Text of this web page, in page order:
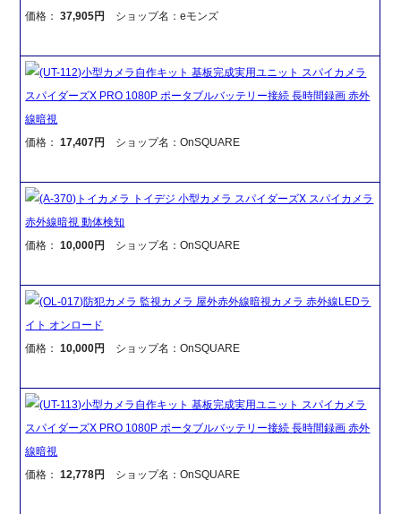
価格：37,905円 ショップ名：eモンズ
(UT-112)小型カメラ自作キット 基板完成実用ユニット スパイカメラ
スパイダーズX PRO 1080P ポータブルバッテリー接続 長時間録画 赤外
線暗視
価格：17,407円 ショップ名：OnSQUARE
(A-370)トイカメラ トイデジ 小型カメラ スパイダーズX スパイカメラ
赤外線暗視 動体検知
価格：10,000円 ショップ名：OnSQUARE
(OL-017)防犯カメラ 監視カメラ 屋外赤外線暗視カメラ 赤外線LEDラ
イト オンロード
価格：10,000円 ショップ名：OnSQUARE
(UT-113)小型カメラ自作キット 基板完成実用ユニット スパイカメラ
スパイダーズX PRO 1080P ポータブルバッテリー接続 長時間録画 赤外
線暗視
価格：12,778円 ショップ名：OnSQUARE